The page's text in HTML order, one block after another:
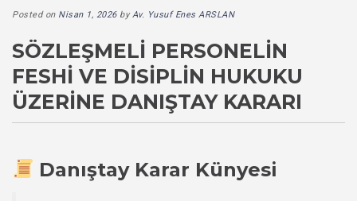
Posted on Nisan 1, 2026byAv. Yusuf Enes ARSLAN
SÖZLEŞMELI PERSONELIN
FESHI VE DISIPLIN HUKUKU
ÜZERINE DANIŞTAY KARARI
Danıştay Karar Künyesi